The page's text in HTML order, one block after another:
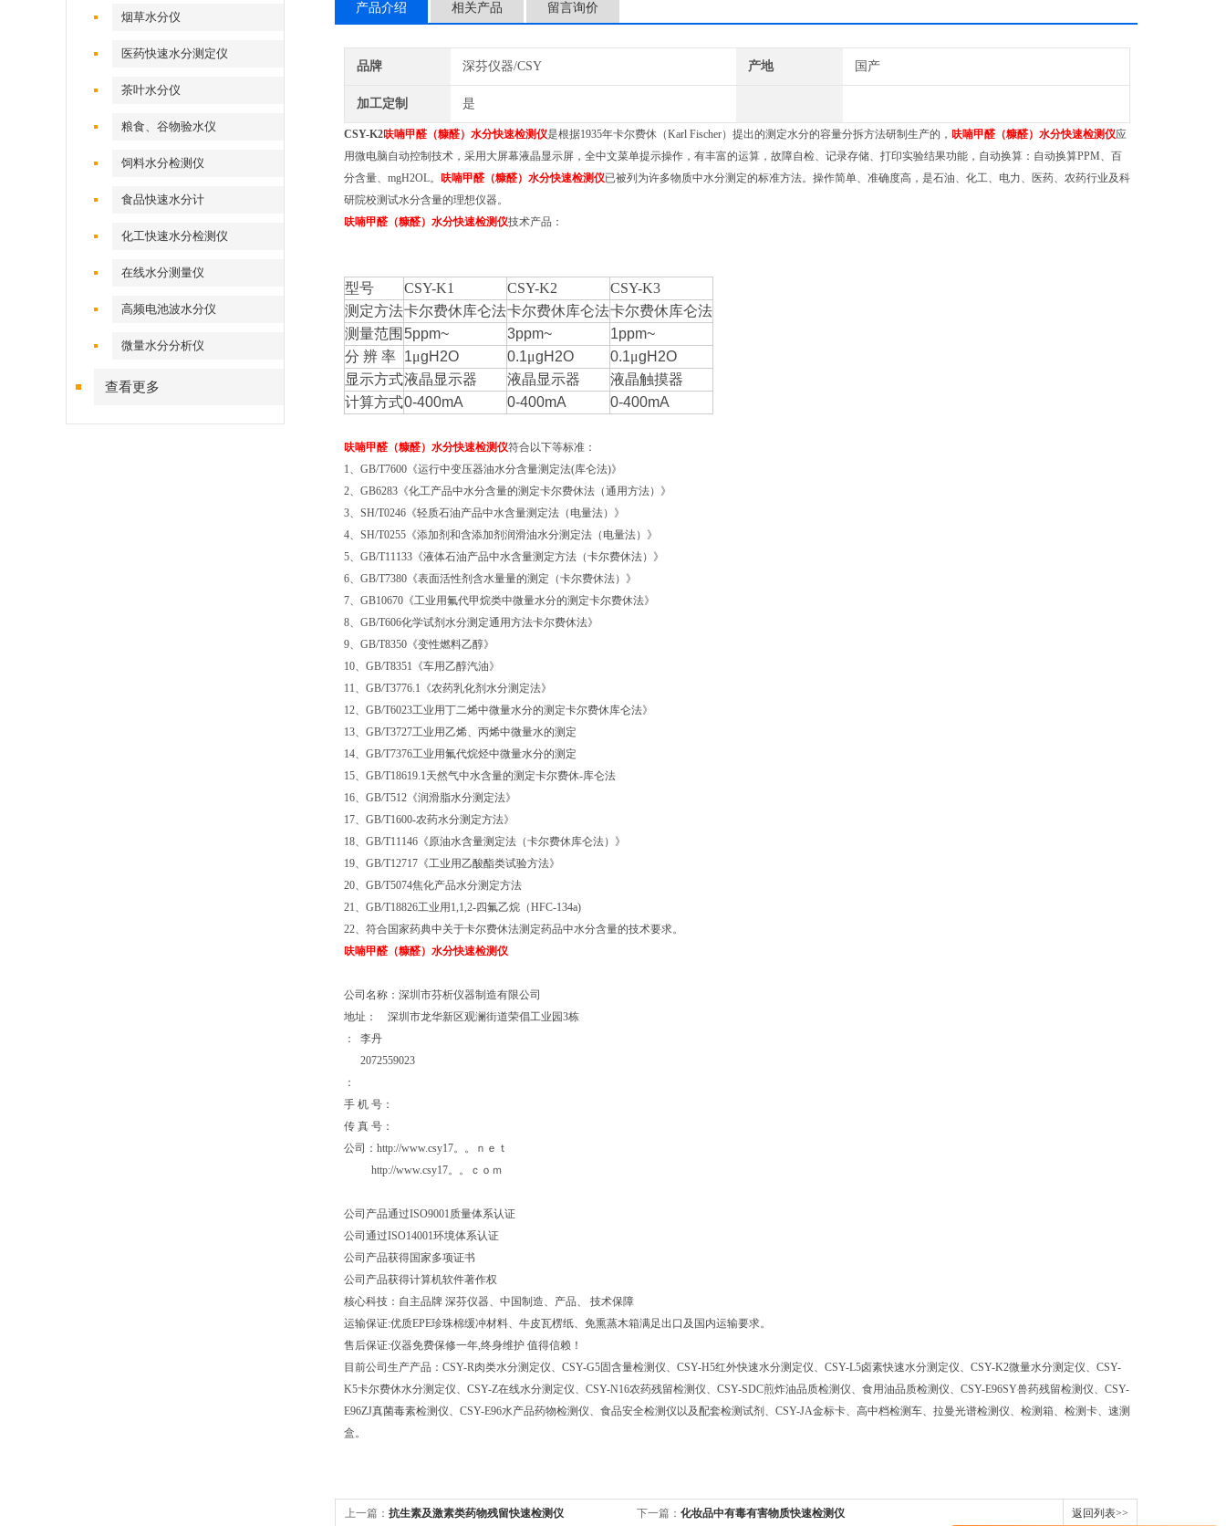
烟草水分仪
医药快速水分测定仪
茶叶水分仪
粮食、谷物验水仪
饲料水分检测仪
食品快速水分计
化工快速水分检测仪
在线水分测量仪
高频电池波水分仪
微量水分分析仪
查看更多
产品介绍 相关产品 留言询价
品牌 深芬仪器/CSY 产地 国产
加工定制 是
CSY-K2呋喃甲醛（糠醛）水分快速检测仪是根据1935年卡尔费休（Karl Fischer）提出的测定水分的容量分拆方法研制生产的， 呋喃甲醛（糠醛）水分快速检测仪应
用微电脑自动控制技术，采用大屏幕液晶显示屏，全中文菜单提示操作，有丰富的运算，故障自检、记录存储、打印实验结果功能，自动换算：自动换算PPM、百
分含量、mgH2OL。
呋喃甲醛（糠醛）水分快速检测仪已被列为许多物质中水分测定的标准方法。操作简单、准确度高，是石油、化工、电力、医药、农药行业及科
研院校测试水分含量的理想仪器。
呋喃甲醛（糠醛）水分快速检测仪技术产品：
型号 CSY-K1 CSY-K2
CSY-K3
测定方法卡尔费休库仑法卡尔费休库仑法卡尔费休库仑法
测量范围 5ppm~ 3ppm~
1ppm~
分 辨 率 1μgH2O 0.1μgH2O 0.1μgH2O
显示方式液晶显示器 液晶显示器
液晶触摸器
计算方式0-400mA 0-400mA 0-400mA
呋喃甲醛（糠醛）水分快速检测仪符合以下等标准：
1、GB/T7600《运行中变压器油水分含量测定法(库仑法)》
2、GB6283《化工产品中水分含量的测定卡尔费休法（通用方法）》
3、SH/T0246《轻质石油产品中水含量测定法（电量法）》
4、SH/T0255《添加剂和含添加剂润滑油水分测定法（电量法）》
5、GB/T11133《液体石油产品中水含量测定方法（卡尔费休法）》
6、GB/T7380《表面活性剂含水量量的测定（卡尔费休法）》
7、GB10670《工业用氟代甲烷类中微量水分的测定卡尔费休法》
8、GB/T606化学试剂水分测定通用方法卡尔费休法》
9、GB/T8350《变性燃料乙醇》
10、GB/T8351《车用乙醇汽油》
11、GB/T3776.1《农药乳化剂水分测定法》
12、GB/T6023工业用丁二烯中微量水分的测定卡尔费休库仑法》
13、GB/T3727工业用乙烯、丙烯中微量水的测定
14、GB/T7376工业用氟代烷烃中微量水分的测定
15、GB/T18619.1天然气中水含量的测定卡尔费休-库仑法
16、GB/T512《润滑脂水分测定法》
17、GB/T1600-农药水分测定方法》
18、GB/T11146《原油水含量测定法（卡尔费休库仑法）》
19、GB/T12717《工业用乙酸酯类试验方法》
20、GB/T5074焦化产品水分测定方法
21、GB/T18826工业用1,1,2-四氟乙烷（HFC-134a)
22、符合国家药典中关于卡尔费休法测定药品中水分含量的技术要求。
呋喃甲醛（糠醛）水分快速检测仪
公司名称：深圳市芬析仪器制造有限公司
地址： 深圳市龙华新区观澜街道荣倡工业园3栋
： 李丹
2072559023
：
手 机 号：
传 真 号：
公司：http://www.csy17。。ｎｅｔ
http://www.csy17。。ｃｏｍ
公司产品通过ISO9001质量体系认证
公司通过ISO14001环境体系认证
公司产品获得国家多项证书
公司产品获得计算机软件著作权
核心科技：自主品牌 深芬仪器、中国制造、产品、 技术保障
运输保证:优质EPE珍珠棉缓冲材料、牛皮瓦楞纸、免熏蒸木箱满足出口及国内运输要求。
售后保证:仪器免费保修一年,终身维护 值得信赖！
目前公司生产产品：CSY-R肉类水分测定仪、CSY-G5固含量检测仪、CSY-H5红外快速水分测定仪、CSY-L5卤素快速水分测定仪、CSY-K2微量水分测定仪、CSY-
K5卡尔费休水分测定仪、CSY-Z在线水分测定仪、CSY-N16农药残留检测仪、CSY-SDC煎炸油品质检测仪、食用油品质检测仪、CSY-E96SY兽药残留检测仪、CSY-
E96ZJ真菌毒素检测仪、CSY-E96水产品药物检测仪、食品安全检测仪以及配套检测试剂、CSY-JA金标卡、高中档检测车、拉曼光谱检测仪、检测箱、检测卡、速测
盒。
上一篇： 抗生素及激素类药物残留快速检测仪 下一篇： 化妆品中有毒有害物质快速检测仪 返回列表>>